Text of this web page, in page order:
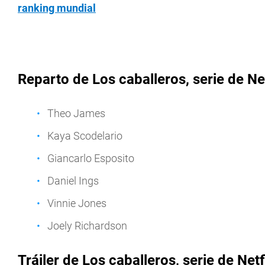
ranking mundial
Reparto de Los caballeros, serie de
Theo James
Kaya Scodelario
Giancarlo Esposito
Daniel Ings
Vinnie Jones
Joely Richardson
Tráiler de Los caballeros, serie de